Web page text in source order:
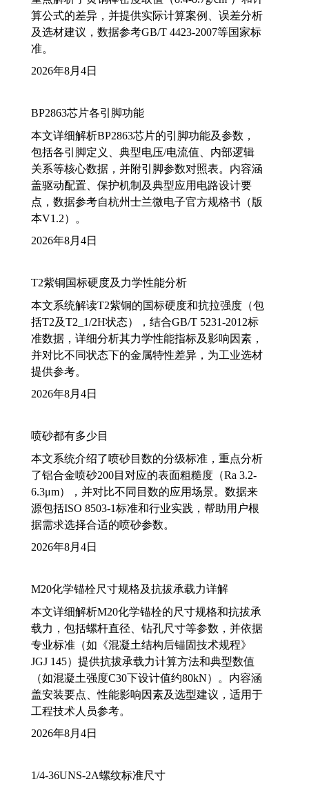
算公式的差异，并提供实际计算案例、误差分析
及选材建议，数据参考GB/T 4423-2007等国家标
准。
2026年8月4日
BP2863芯片各引脚功能
本文详细解析BP2863芯片的引脚功能及参数，
包括各引脚定义、典型电压/电流值、内部逻辑
关系等核心数据，并附引脚参数对照表。内容涵
盖驱动配置、保护机制及典型应用电路设计要
点，数据参考自杭州士兰微电子官方规格书（版
本V1.2）。
2026年8月4日
T2紫铜国标硬度及力学性能分析
本文系统解读T2紫铜的国标硬度和抗拉强度（包
括T2及T2_1/2H状态），结合GB/T 5231-2012标
准数据，详细分析其力学性能指标及影响因素，
并对比不同状态下的金属特性差异，为工业选材
提供参考。
2026年8月4日
喷砂都有多少目
本文系统介绍了喷砂目数的分级标准，重点分析
了铝合金喷砂200目对应的表面粗糙度（Ra 3.2-
6.3μm），并对比不同目数的应用场景。数据来
源包括ISO 8503-1标准和行业实践，帮助用户根
据需求选择合适的喷砂参数。
2026年8月4日
M20化学锚栓尺寸规格及抗拔承载力详解
本文详细解析M20化学锚栓的尺寸规格和抗拔承
载力，包括螺杆直径、钻孔尺寸等参数，并依据
专业标准（如《混凝土结构后锚固技术规程》
JGJ 145）提供抗拔承载力计算方法和典型数值
（如混凝土强度C30下设计值约80kN）。内容涵
盖安装要点、性能影响因素及选型建议，适用于
工程技术人员参考。
2026年8月4日
1/4-36UNS-2A螺纹标准尺寸